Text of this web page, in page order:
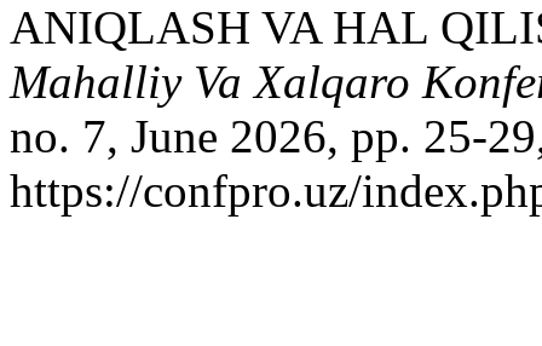
ANIQLASH VA HAL
Mahalliy Va Xalqaro
no. 7, June 2026, pp. 25-
https://confpro.uz/